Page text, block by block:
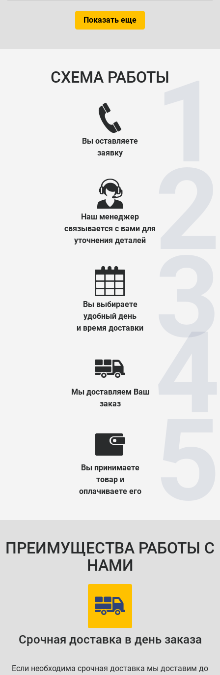
Показать еще
СХЕМА РАБОТЫ
Вы оставляете
заявку
Наш менеджер
связывается с вами для
уточнения деталей
Вы выбираете
удобный день
и время доставки
Мы доставляем Ваш
заказ
Вы принимаете
товар и
оплачиваете его
ПРЕИМУЩЕСТВА РАБОТЫ С
НАМИ
Срочная доставка в день заказа
Если необходима срочная доставка мы доставим до